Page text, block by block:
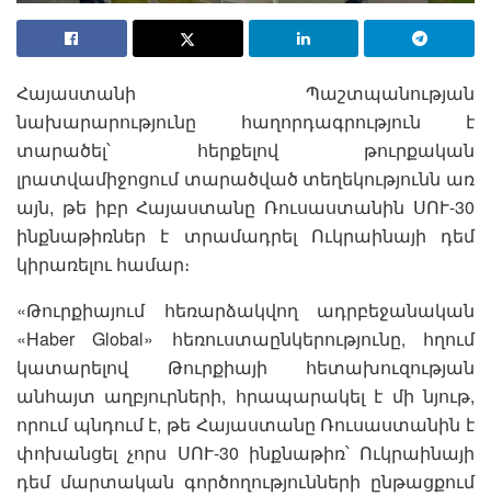
Հայաստանի Պաշտպանության
նախարարությունը հաղորդագրություն է
տարածել՝ հերքելով թուրքական
լրատվամիջոցում տարածված տեղեկությունն առ
այն, թե իբր Հայաստանը Ռուսաստանին ՍՈՒ-30
ինքնաթիռներ է տրամադրել Ուկրաինայի դեմ
կիրառելու համար։
«Թուրքիայում հեռարձակվող ադրբեջանական
«Haber Global» հեռուստաընկերությունը, հղում
կատարելով Թուրքիայի հետախուզության
անհայտ աղբյուրների, հրապարակել է մի նյութ,
որում պնդում է, թե Հայաստանը Ռուսաստանին է
փոխանցել չորս ՍՈՒ-30 ինքնաթիռ՝ Ուկրաինայի
դեմ մարտական գործողությունների ընթացքում